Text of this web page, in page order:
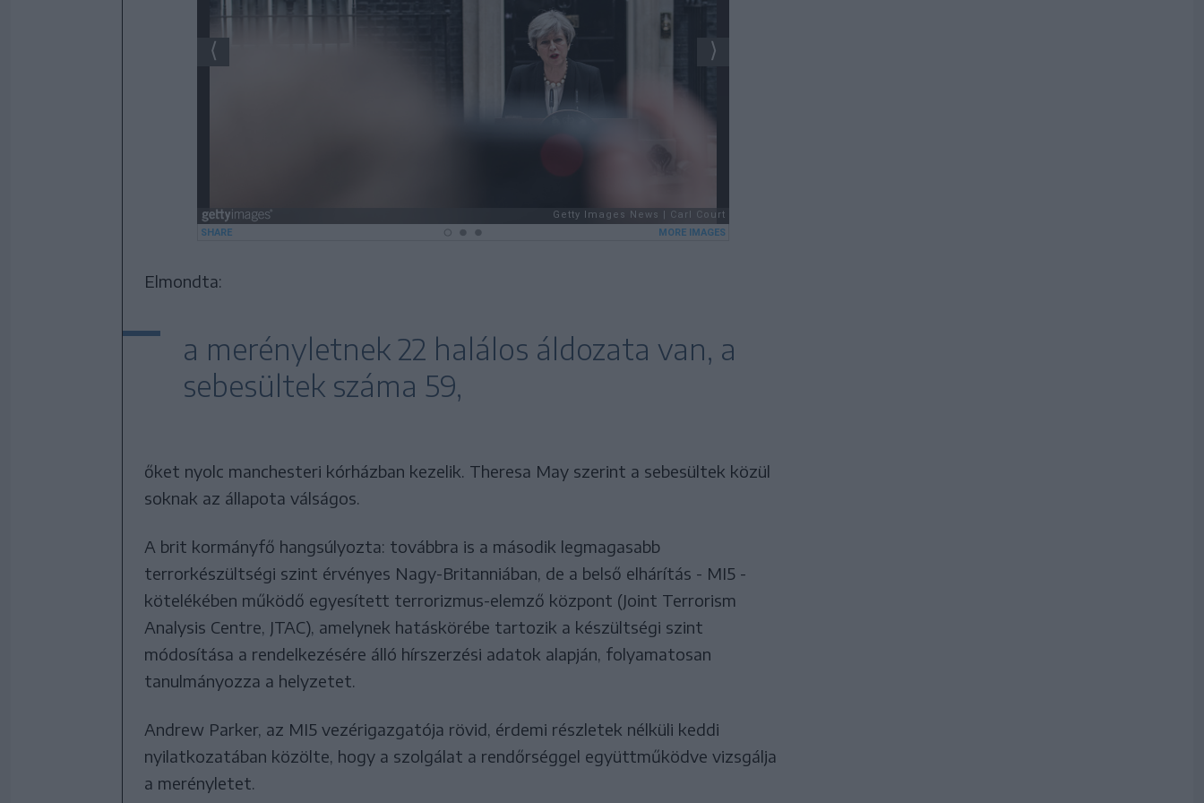
Elmondta:
a merényletnek 22 halálos áldozata van, a
sebesültek száma 59,
őket nyolc manchesteri kórházban kezelik. Theresa May szerint a sebesültek közül
soknak az állapota válságos.
A brit kormányfő hangsúlyozta: továbbra is a második legmagasabb
terrorkészültségi szint érvényes Nagy-Britanniában, de a belső elhárítás - MI5 -
kötelékében működő egyesített terrorizmus-elemző központ (Joint Terrorism
Analysis Centre, JTAC), amelynek hatáskörébe tartozik a készültségi szint
módosítása a rendelkezésére álló hírszerzési adatok alapján, folyamatosan
tanulmányozza a helyzetet.
Andrew Parker, az MI5 vezérigazgatója rövid, érdemi részletek nélküli keddi
nyilatkozatában közölte, hogy a szolgálat a rendőrséggel együttműködve vizsgálja
a merényletet.